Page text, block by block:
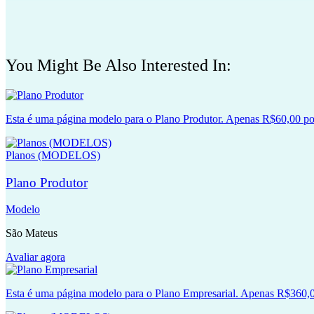
You Might Be Also Interested In:
Esta é uma página modelo para o Plano Produtor. Apenas R$60,00
Planos (MODELOS)
Plano Produtor
Modelo
São Mateus
Avaliar agora
Esta é uma página modelo para o Plano Empresarial. Apenas